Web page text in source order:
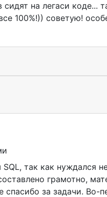
на легаси коде...
100%!)) советую!
так как нуждался
грамотно,
спасибо за задачи. Во-